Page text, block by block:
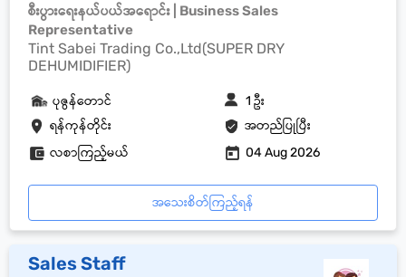
စီးပွားရေးနယ်ပယ်အရောင်း | Business Sales
Representative
Tint Sabei Trading Co.,Ltd(SUPER DRY
DEHUMIDIFIER)
ရန်ကုန်တိုင်း အတည်ပြုပြီး
ပုဇွန်တောင် 1 ဦး
လစာကြည့်မယ် 04 Aug 2026
အသေးစိတ်ကြည့်ရန်
Sales Staff